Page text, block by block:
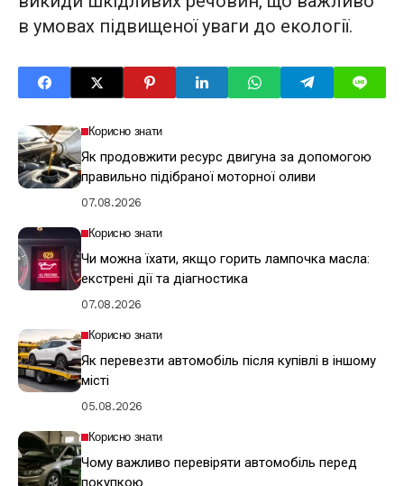
в умовах підвищеної уваги до екології.
Корисно знати
Як продовжити ресурс двигуна за допомогою
правильно підібраної моторної оливи
07.08.2026
Корисно знати
Чи можна їхати, якщо горить лампочка масла:
екстрені дії та діагностика
07.08.2026
Корисно знати
Як перевезти автомобіль після купівлі в іншому
місті
05.08.2026
Корисно знати
Чому важливо перевіряти автомобіль перед
покупкою